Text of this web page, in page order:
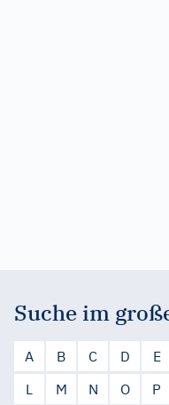
Suche im
A B C D E
L
M N O P